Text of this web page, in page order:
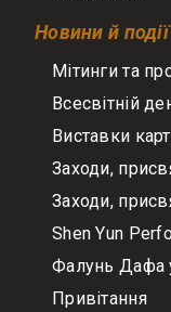
Новини й події
Мітинги та
Всесвітній
Виставки
Заходи,
Заходи,
Shen Yun
Фалунь Дафа
Привітання